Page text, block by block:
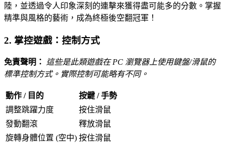
陸，並透過令人印象深刻的連擊來獲得盡可能多的分數。掌握
精準與風格的藝術，成為終極後空翻冠軍！
2. 掌控遊戲：控制方式
免責聲明：
這些是此類遊戲在 PC 瀏覽器上使用鍵盤/滑鼠的
標準控制方式。實際控制可能略有不同。
動作 / 目的
按鍵 / 手勢
調整跳躍力度
按住滑鼠
發動翻滾
釋放滑鼠
旋轉身體位置 (空中) 按住滑鼠